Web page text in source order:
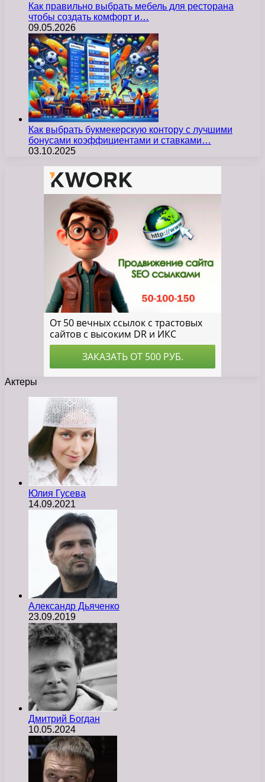
Как правильно выбрать мебель для ресторана
чтобы создать комфорт и…
09.05.2026
Как выбрать букмекерскую контору с лучшими
бонусами коэффициентами и ставками…
03.10.2025
Актеры
Юлия Гусева
14.09.2021
Александр Дьяченко
23.09.2019
Дмитрий Богдан
10.05.2024